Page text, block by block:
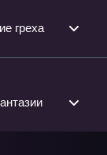
греха